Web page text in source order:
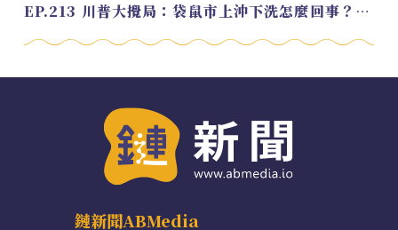
EP.213 川普大攪局：袋鼠市上沖下洗怎麼回事？feat. Alvin
鏈新聞ABMedia